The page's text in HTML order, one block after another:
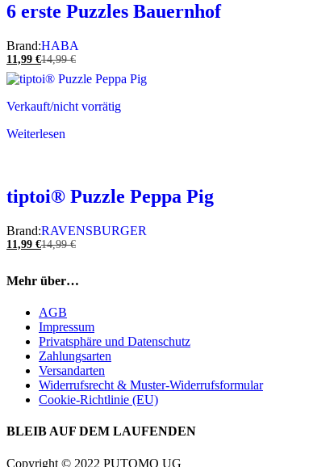
6 erste Puzzles Bauernhof
Brand:HABA
11,99 €14,99€
Verkauft/nicht vorrätig
Weiterlesen
tiptoi® Puzzle Peppa Pig
Brand:RAVENSBURGER
11,99 €14,99€
Mehr über…
AGB
Impressum
Privatsphäre und Datenschutz
Zahlungsarten
Versandarten
Widerrufsrecht & Muster-Widerrufsformular
Cookie-Richtlinie (EU)
BLEIB AUF DEM LAUFENDEN
Copyright © 2022 PUTOMO UG